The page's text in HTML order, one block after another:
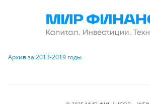
Архив за 2013-2019 годы